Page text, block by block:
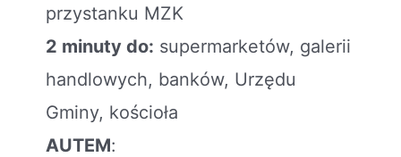
przystanku MZK
2 minuty do: supermarketów, galerii
handlowych, banków, Urzędu
Gminy, kościoła
AUTEM: